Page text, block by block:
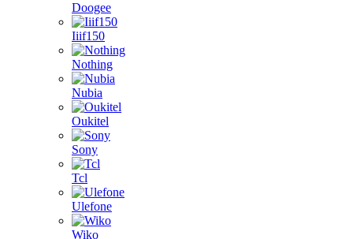
Doogee
Iiif150
Nothing
Nubia
Oukitel
Sony
Tcl
Ulefone
Wiko